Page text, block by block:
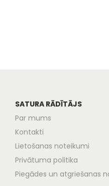
SATURA RĀDĪTĀJS
Par mums
Kontakti
Lietošanas noteikumi
Privātuma politika
Piegādes un atgriešanas